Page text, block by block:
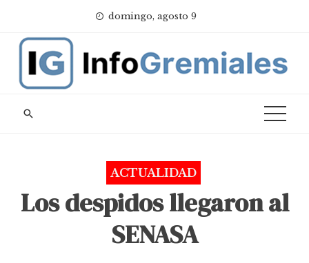
content
domingo, agosto 9
ACTUALIDAD
Los despidos llegaron al
SENASA